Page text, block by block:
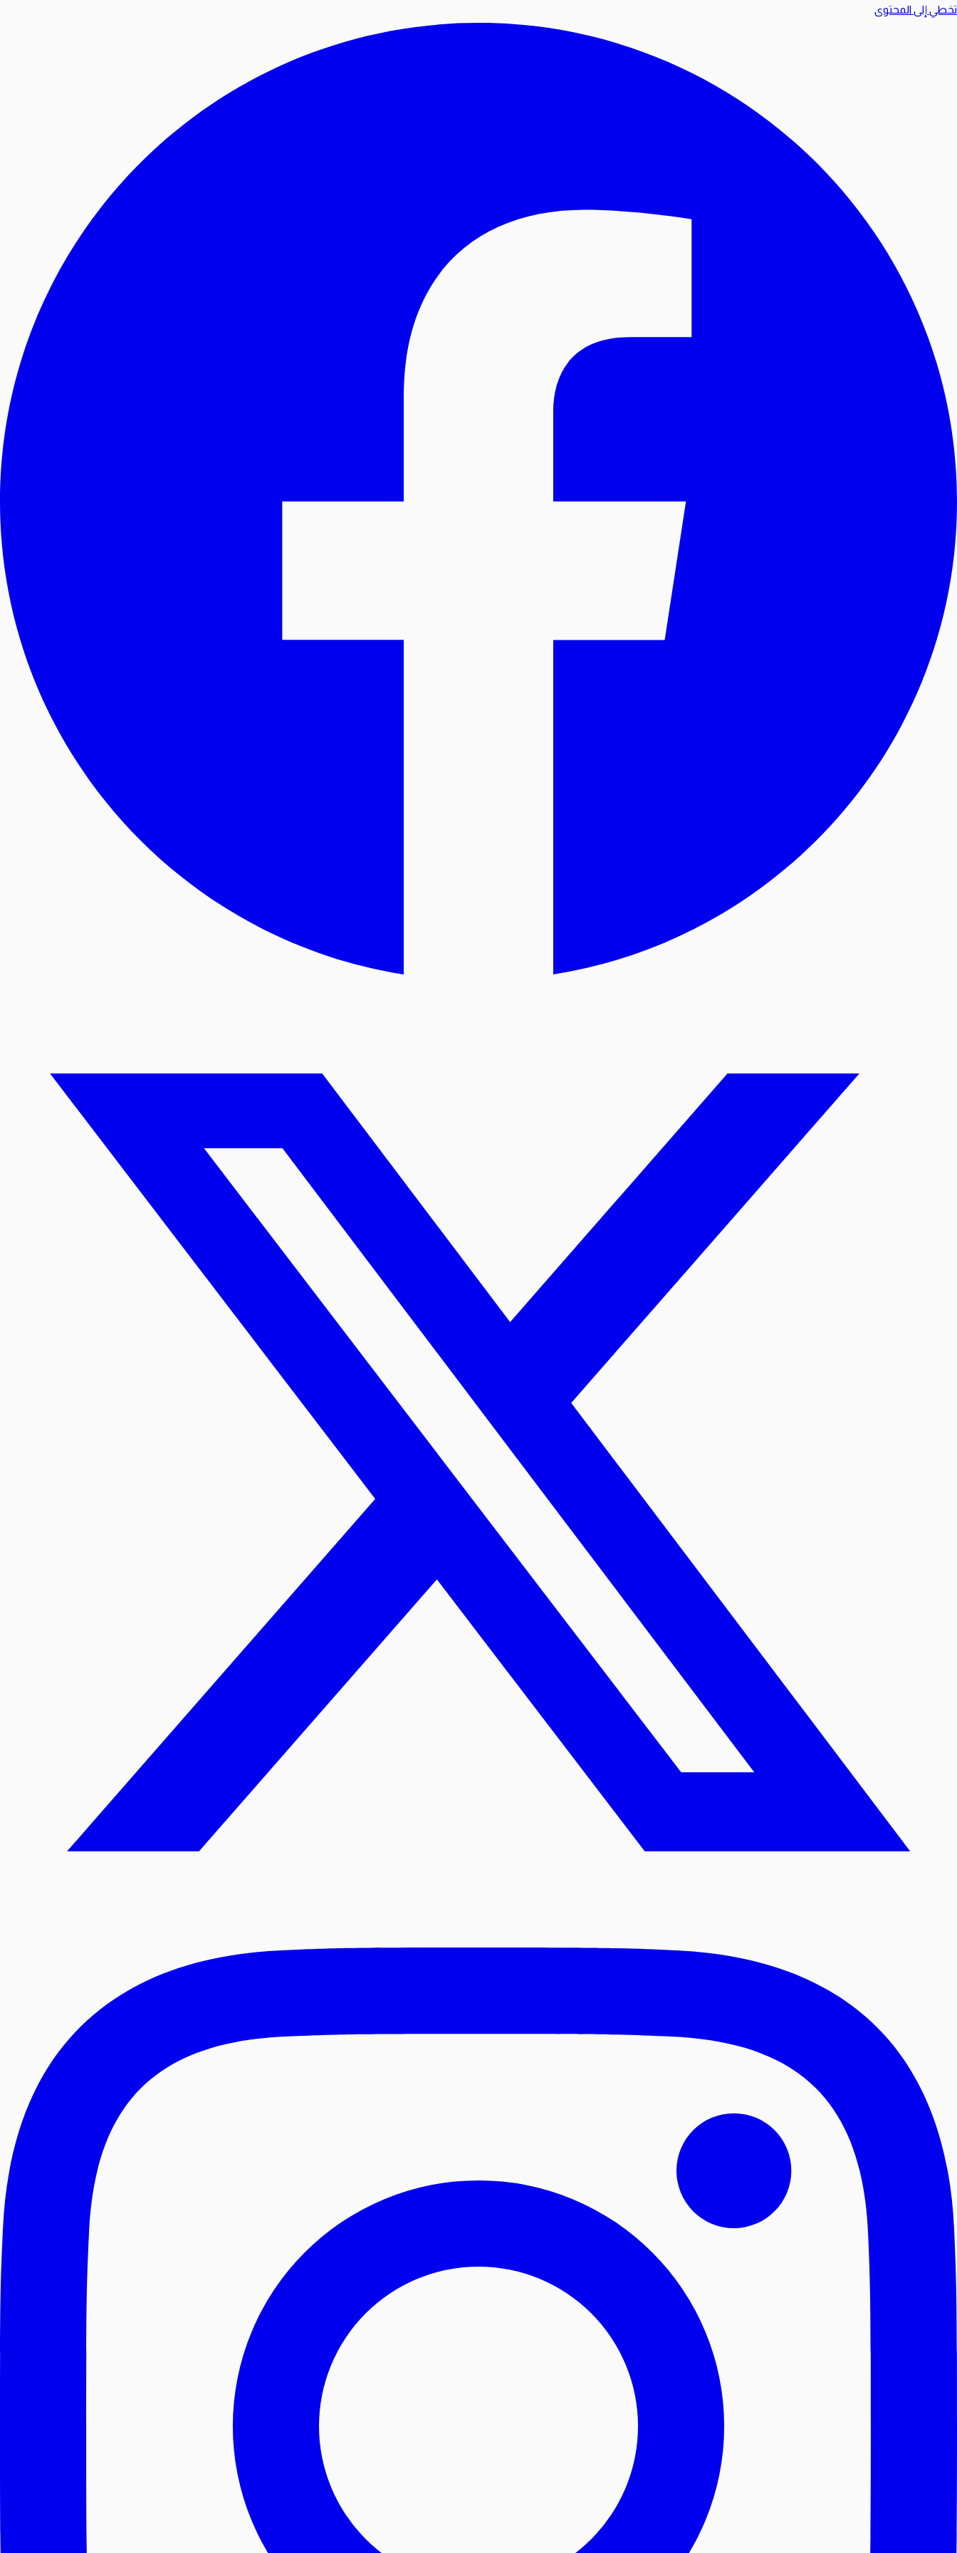
تخطي إلى المحتوى